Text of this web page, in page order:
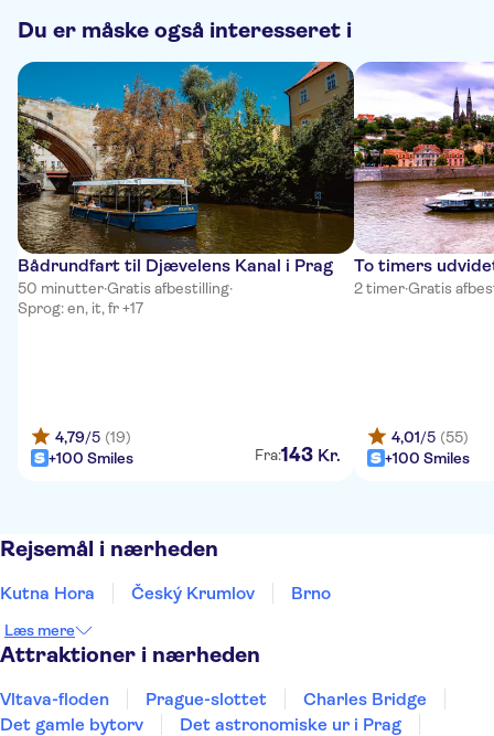
Du er måske også interesseret i
Bådrundfart til Djævelens Kanal i Prag
50 minutter·Gratis afbestilling·
Sprog: en, it, fr +17
4,79/5 (19)
+100 Smiles
Fra:143 Kr.
To timers
2 timer·Gratis
4,01/5 (55)
+100 Smiles
Rejsemål i nærheden
Kutna Hora Český Krumlov Brno
Læs mere
Attraktioner i nærheden
Vltava-floden Prague-slottet
Charles Bridge
Det gamle bytorv
Det astronomiske ur i Prag